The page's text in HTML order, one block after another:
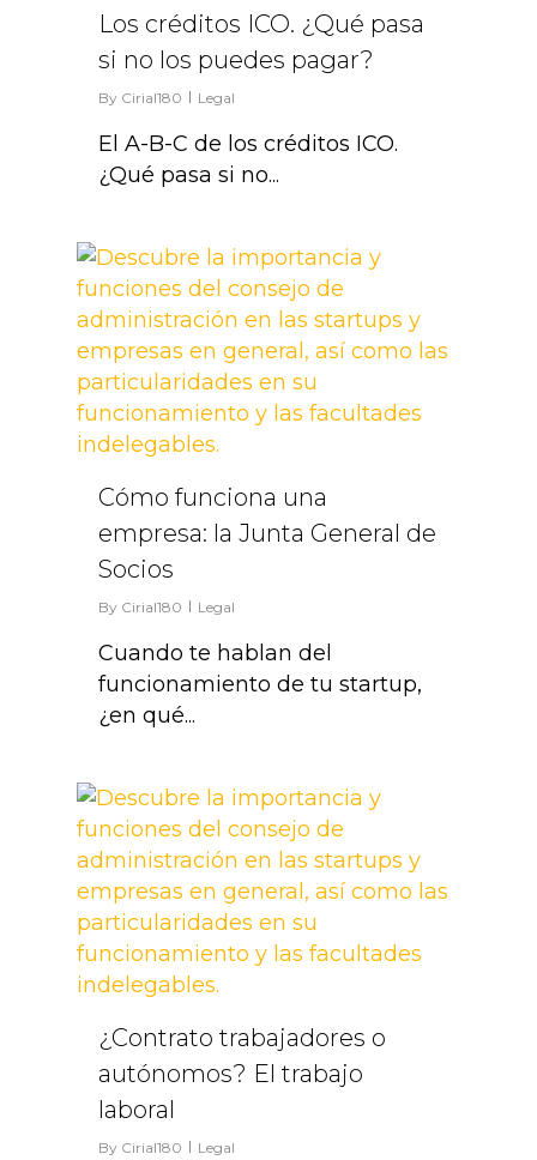
Los créditos ICO. ¿Qué pasa
si no los puedes pagar?
By Cirial180 Legal
El A-B-C de los créditos ICO.
¿Qué pasa si no...
Cómo funciona una
empresa: la Junta General de
Socios
By Cirial180 Legal
Cuando te hablan del
funcionamiento de tu startup,
¿en qué...
0
¿Contrato trabajadores o
autónomos? El trabajo
laboral
By Cirial180 Legal